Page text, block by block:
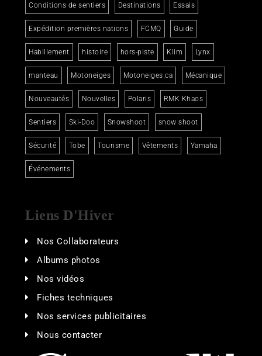
Conditions de sentiers Destinations Essais
Expédition premières nations FCMQ Guide
Habillement histoire hors-piste Klim Lynx
manteau Motoneiges Motoneiges.ca Mécanique
Nouveautés Nouvelles Polaris RMK Khaos
Sentiers Ski-Doo Snowshoot snow shoot
Sécurité Tobe Tourisme Vêtements Yamaha
Événements
Liens D'Hiver
Nos Collaborateurs
Albums photos
Nos vidéos
Fiches techniques
Nos services publicitaires
Nous contacter